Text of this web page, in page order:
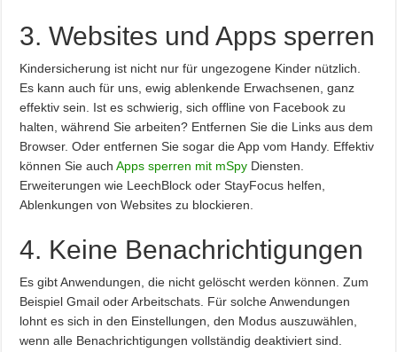
3. Websites und Apps sperren
Kindersicherung ist nicht nur für ungezogene Kinder nützlich.
Es kann auch für uns, ewig ablenkende Erwachsenen, ganz
effektiv sein. Ist es schwierig, sich offline von Facebook zu
halten, während Sie arbeiten? Entfernen Sie die Links aus dem
Browser. Oder entfernen Sie sogar die App vom Handy. Effektiv
können Sie auchApps sperren mit mSpy Diensten.
Erweiterungen wie LeechBlock oder StayFocus helfen,
Ablenkungen von Websites zu blockieren.
4. Keine Benachrichtigungen
Es gibt Anwendungen, die nicht gelöscht werden können. Zum
Beispiel Gmail oder Arbeitschats. Für solche Anwendungen
lohnt es sich in den Einstellungen, den Modus auszuwählen,
wenn alle Benachrichtigungen vollständig deaktiviert sind.